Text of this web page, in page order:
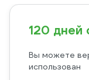
120 дней
Вы можете
использован